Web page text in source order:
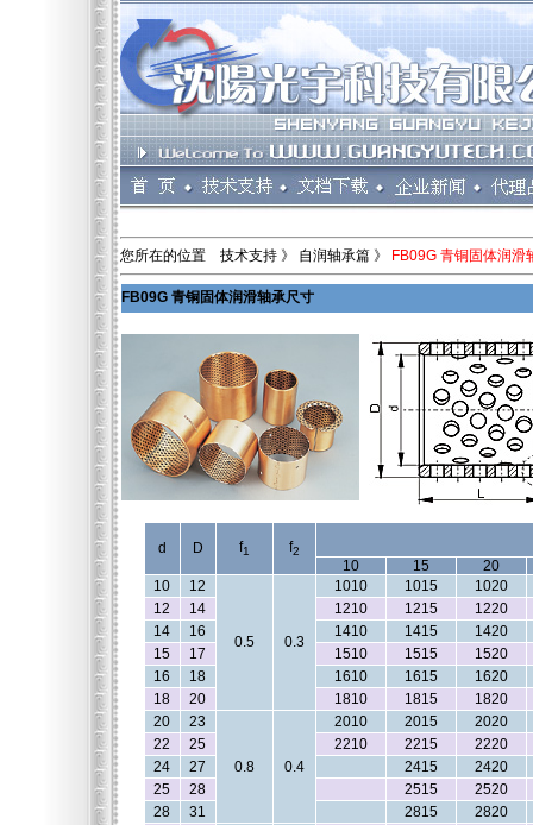
您所在的位置 技术支持 》 自润轴承篇 》 FB09G 青铜固体润滑
FB09G 青铜固体润滑轴承尺寸
d D f1 f2
10 15
20
10
12
0.5 0.3
1010 1015
1020
12
14 1210 1215
1220
14
16 1410 1415
1420
15
17 1510 1515
1520
16
18 1610 1615
1620
18
20 1810 1815
1820
20
23
0.8 0.4
2010 2015
2020
22
25 2210 2215
2220
24
27 2415
2420
25
28 2515
2520
28
31 2815
2820